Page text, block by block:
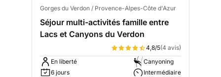
Gorges du Verdon / Provence-Alpes-Côte d'Azur
Séjour multi-activités famille entre
Lacs et Canyons du Verdon
4,8/5(4 avis)
En liberté
6 jours
Canyoning
Intermédiaire